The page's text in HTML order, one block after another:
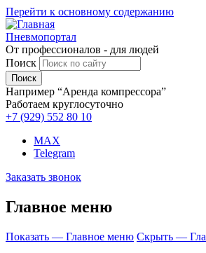
Перейти к основному содержанию
Пневмопортал
От профессионалов - для людей
Поиск
Например “Аренда компрессора”
Работаем круглосуточно
+7 (929) 552 80 10
MAX
Telegram
Заказать звонок
Главное меню
Показать — Главное меню Скрыть —